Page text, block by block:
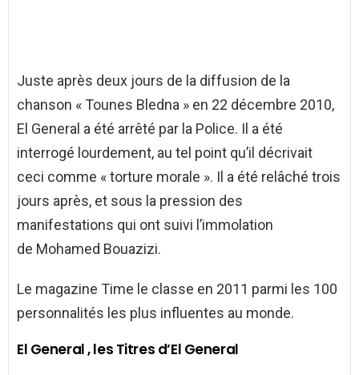
Juste après deux jours de la diffusion de la
chanson « Tounes Bledna » en 22 décembre 2010,
El General a été arrêté par la Police. Il a été
interrogé lourdement, au tel point qu’il décrivait
ceci comme « torture morale ». Il a été relâché trois
jours après, et sous la pression des
manifestations qui ont suivi l’immolation
de Mohamed Bouazizi.
Le magazine Time le classe en 2011 parmi les 100
personnalités les plus influentes au monde.
El General , les Titres d’El General